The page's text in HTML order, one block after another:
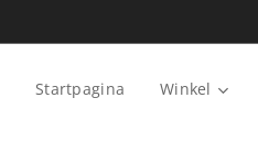
Startpagina Winkel